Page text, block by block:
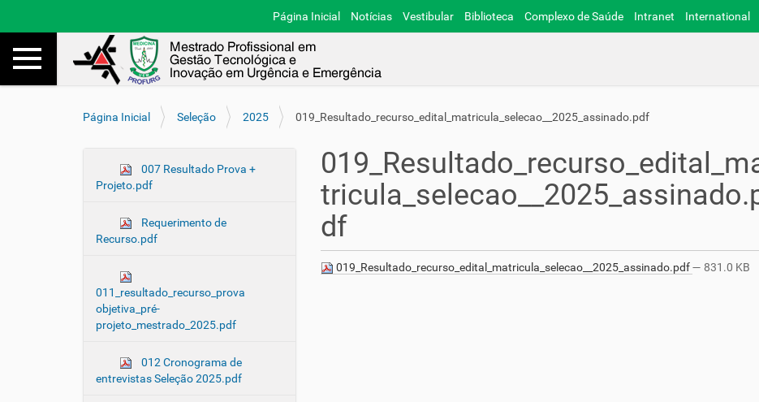
Página Inicial Notícias Vestibular Biblioteca Complexo de Saúde Intranet International
Toggle navigation Busca
V
Página Inicial Seleção 2025 019_Resultado_recurso_edital_matricula_selecao__2025_assinado.pdf
a
ç
ã
o
007 Resultado Prova +
Projeto.pdf
Requerimento de
Recurso.pdf
011_resultado_recurso_prova
objetiva_pré-
projeto_mestrado_2025.pdf
012 Cronograma de
entrevistas Seleção 2025.pdf
df
019_Resultado_recurso_edital_matricula_selecao__2025_assinado.pdf— 831.0 KB